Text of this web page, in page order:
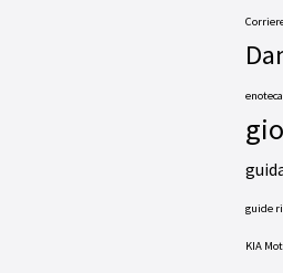
enoteca
guide
KIA